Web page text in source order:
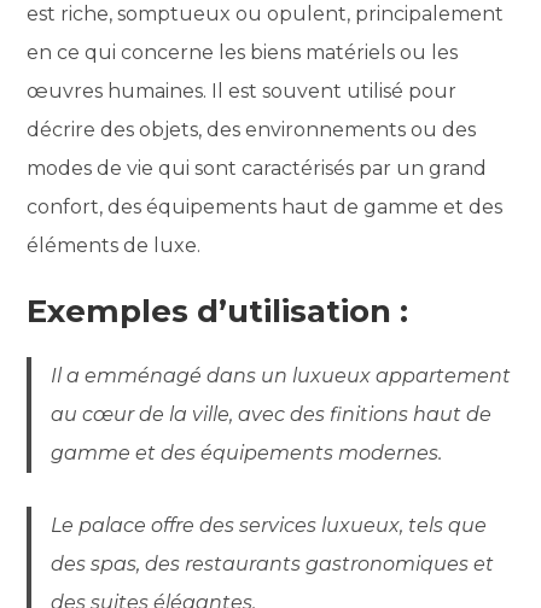
est riche, somptueux ou opulent, principalement
en ce qui concerne les biens matériels ou les
œuvres humaines. Il est souvent utilisé pour
décrire des objets, des environnements ou des
modes de vie qui sont caractérisés par un grand
confort, des équipements haut de gamme et des
éléments de luxe.
Exemples d’utilisation :
Il a emménagé dans un luxueux appartement
au cœur de la ville, avec des finitions haut de
gamme et des équipements modernes.
Le palace offre des services luxueux, tels que
des spas, des restaurants gastronomiques et
des suites élégantes.